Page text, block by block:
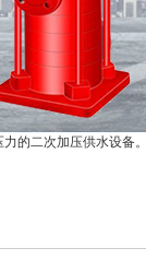
的二次加压供水设